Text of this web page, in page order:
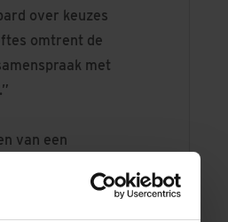
over keuzes
omtrent de
met
van een
“Zo kunnen